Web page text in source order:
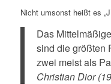
Nicht umsonst heißt es
Das
sind die größten
zwei meist als
Christian Dior